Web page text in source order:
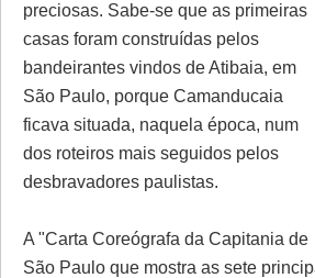
preciosas. Sabe-se que as primeiras
casas foram construídas pelos
bandeirantes vindos de Atibaia, em
São Paulo, porque Camanducaia
ficava situada, naquela época, num
dos roteiros mais seguidos pelos
desbravadores paulistas.
A "Carta Coreógrafa da Capitania de
São Paulo que mostra as sete